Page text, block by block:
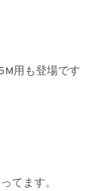
用も登場です
ます。